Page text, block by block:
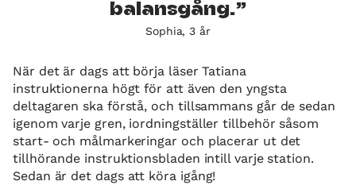
balansgång.
Sophia, 3 år
När det är dags att börja läser Tatiana
instruktionerna högt för att även den yngsta
deltagaren ska förstå, och tillsammans går de sedan
igenom varje gren, iordningställer tillbehör såsom
start- och målmarkeringar och placerar ut det
tillhörande instruktionsbladen intill varje station.
Sedan är det dags att köra igång!